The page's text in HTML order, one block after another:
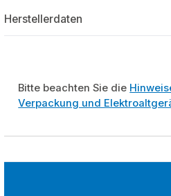
Herstellerdaten
Bitte beachten Sie die
Verpackung und